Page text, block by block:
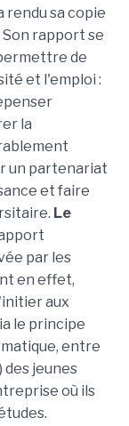
rendu sa copie
Son rapport se
de
et l'emploi :
la
un partenariat
et faire
Le
par les
en effet,
aux
le principe
entre
des jeunes
où ils